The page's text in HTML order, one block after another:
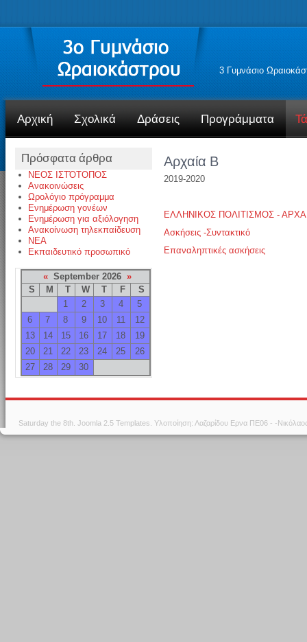
3 Γυμνάσιο
Αρχική Σχολικά Δράσεις Προγράμματα
Πρόσφατα άρθρα
ΝΕΟΣ ΙΣΤΌΤΟΠΟΣ
Ανακοινώσεις
Ωρολόγιο πρόγραμμα
Ενημέρωση γονέων
Ενημέρωση για αξιόλογηση
Ανακοίνωση τηλεκπαίδευση
NEA
Εκπαιδευτικό προσωπικό
« September 2026 »
S
M T W T F
S
1
2 3 4
5
6
7 8 9 10 11
12
13
14 15 16 17 18
19
20
21 22 23 24 25
26
27
28 29 30
Αρχαία Β
2019-2020
ΕΛΛΗΝΙΚΟΣ ΠΟΛΙΤΙΣΜΟΣ -
Ασκήσεις -Συντακτικό
Επαναληπτικές ασκήσεις
Saturday the 8th.Joomla 2.5 Templates . Υλοποίηση: Λαζαρίδου Ερνα ΠΕ06 - -